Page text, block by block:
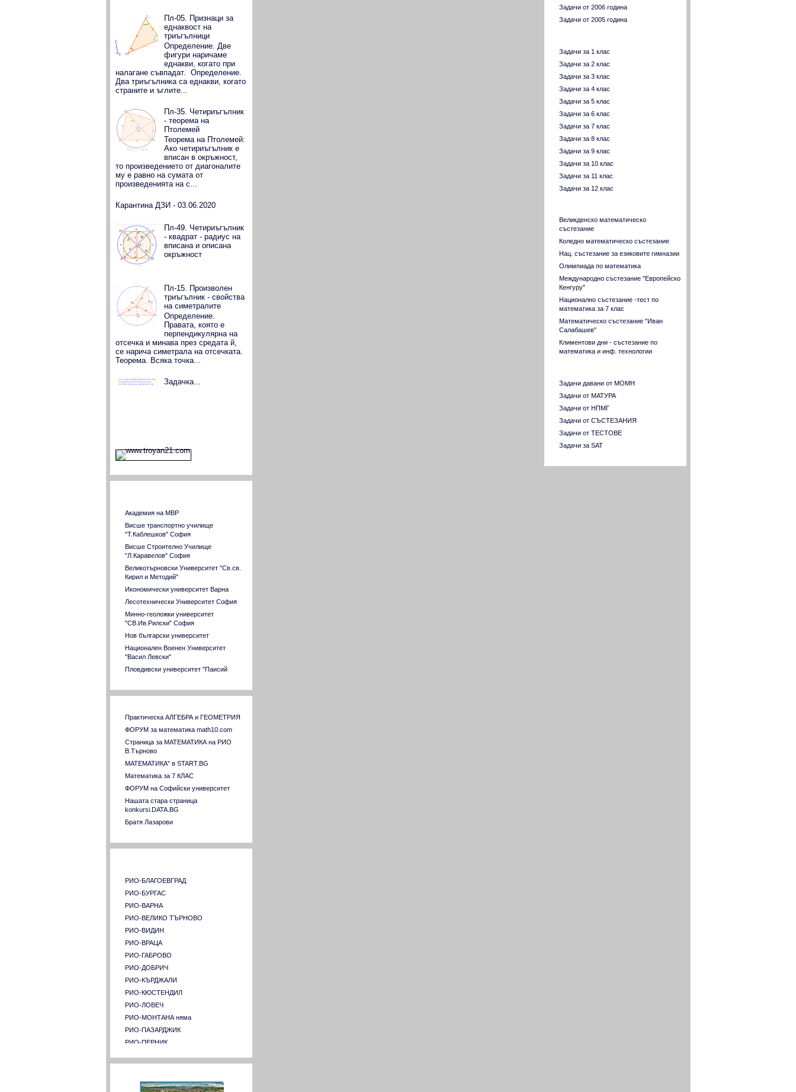
Пл-05. Признаци за
еднаквост на
триъгълници
Определение. Две
фигури наричаме
еднакви, когато при
налагане съвпадат. Определение.
Два триъгълника са еднакви, когато
страните и ъглите...
Пл-35. Четириъгълник
- теорема на
Птолемей
Теорема на Птолемей:
Ако четириъгълник е
вписан в окръжност,
то произведението от диагоналите
му е равно на сумата от
произведенията на с...
Карантина ДЗИ - 03.06.2020
Пл-49. Четириъгълник
- квадрат - радиус на
вписана и описана
окръжност
Пл-15. Произволен
триъгълник - свойства
на симетралите
Определение.
Правата, която е
перпендикулярна на
отсечка и минава през средата й,
се нарича симетрала на отсечката.
Теорема. Всяка точка...
Задачка...
Академия на МВР
Висше транспортно училище
"Т.Каблешков" София
Висше Строително Училище
"Л.Каравелов" София
Великотърновски Университет "Св.св.
Кирил и Методий"
Икономически университет Варна
Лесотехнически Университет София
Минно-геоложки университет
"СВ.Ив.Рилски" София
Нов български университет
Национален Военен Университет
"Васил Левски"
Пловдивски университет "Паисий
Русенски университет "Ангел Кънчев"
Свищов
Тракийски университет Стара Загора
стопанство
строителство и геодезия
Шуменски университет "Константин
Преславски"
Югозападен университет "Неофит
Златаров" - Бургас
Аграрен университет - Пловдив
Практическа АЛГЕБРА и ГЕОМЕТРИЯ
ФОРУМ за математика math10.com
Страница за МАТЕМАТИКА на РИО
В.Търново
МАТЕМАТИКА" в START.BG
Математика за 7 КЛАС
ФОРУМ на Софийски университет
Нашата стара страница
konkursi.DATA.BG
Братя Лазарови
РИО-БЛАГОЕВГРАД
РИО-БУРГАС
РИО-ВАРНА
РИО-ВЕЛИКО ТЪРНОВО
РИО-ВИДИН
РИО-ВРАЦА
РИО-ГАБРОВО
РИО-ДОБРИЧ
РИО-КЪРДЖАЛИ
РИО-КЮСТЕНДИЛ
РИО-ЛОВЕЧ
РИО-МОНТАНА няма
РИО-ПАЗАРДЖИК
РИО-ПЕРНИК
Задачи от 2006 година
Задачи от 2005 година
Задачи за 1 клас
Задачи за 2 клас
Задачи за 3 клас
Задачи за 4 клас
Задачи за 5 клас
Задачи за 6 клас
Задачи за 7 клас
Задачи за 8 клас
Задачи за 9 клас
Задачи за 10 клас
Задачи за 11 клас
Задачи за 12 клас
Великденско математическо
състезание
Коледно математическо състезание
Нац. състезание за езиковите гимназии
Олимпиада по математика
Международно състезание "Европейско
Кенгуру"
Национално състезание -тест по
математика за 7 клас
Математическо състезание "Иван
Салабашев"
Климентови дни - състезание по
математика и инф. технологии
Задачи давани от МОМН
Задачи от МАТУРА
Задачи от НПМГ
Задачи от СЪСТЕЗАНИЯ
Задачи от ТЕСТОВЕ
Задачи за SAT